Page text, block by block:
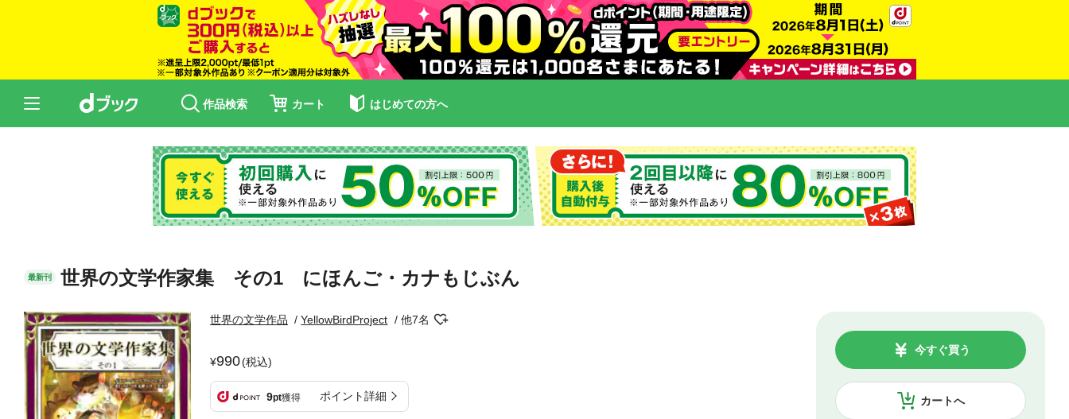
作品検索 カート はじめての方へ
最新刊 世界の文学作家集 その1 にほんご・カナもじぶん
世界の文学作品 YellowBirdProject 他7名
990(税込)
9pt獲得 ポイント詳細 カートへ
今すぐ買う